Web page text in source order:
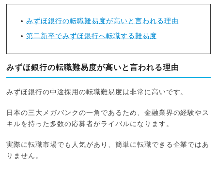
みずほ銀行の転職難易度が高いと言われる理由
第二新卒でみずほ銀行へ転職する難易度
みずほ銀行の転職難易度が高いと言われる理由
みずほ銀行の中途採用の転職難易度は非常に高いです。
日本の三大メガバンクの一角であるため、金融業界の経験やス
キルを持った多数の応募者がライバルになります。
実際に転職市場でも人気があり、簡単に転職できる企業ではあ
りません。